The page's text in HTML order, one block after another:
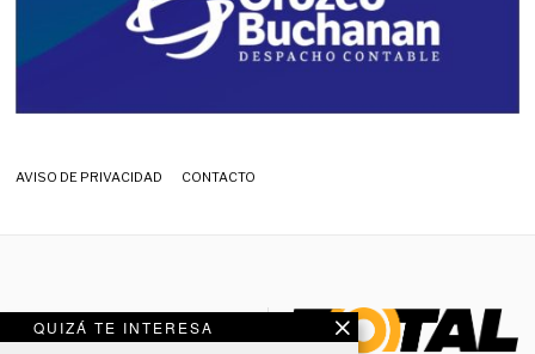
AVISO DE PRIVACIDAD CONTACTO
QUIZÁ TE INTERESA